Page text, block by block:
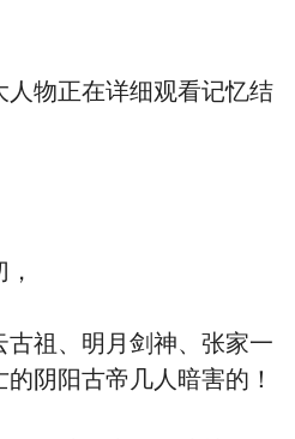
物正在详细观看记忆结
祖、明月剑神、张家一
阴阳古帝几人暗害的！